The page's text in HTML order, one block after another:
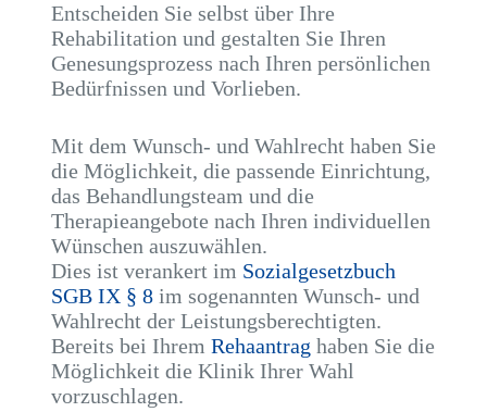
Entscheiden Sie selbst über Ihre
Rehabilitation und gestalten Sie Ihren
Genesungsprozess nach Ihren persönlichen
Bedürfnissen und Vorlieben.
Mit dem Wunsch- und Wahlrecht haben Sie
die Möglichkeit, die passende Einrichtung,
das Behandlungsteam und die
Therapieangebote nach Ihren individuellen
Wünschen auszuwählen.
Dies ist verankert im Sozialgesetzbuch
SGB IX § 8im sogenannten Wunsch- und
Wahlrecht der Leistungsberechtigten.
Bereits bei Ihrem Rehaantrag haben Sie die
Möglichkeit die Klinik Ihrer Wahl
vorzuschlagen.